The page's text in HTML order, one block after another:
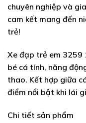
chuyên nghiệp và
cam kết mang đến
trẻ!
Xe đạp trẻ em 3259
bé cá tính, năng
thao. Kết hợp giữa
điểm nổi bật khi lái
Chi tiết sản phẩm